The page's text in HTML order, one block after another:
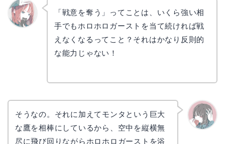
「戦意を奪う」ってことは、いくら強い相
手でもホロホロガーストを当て続ければ戦
えなくなるってこと？それはかなり反則的
な能力じゃない！
そうなの。それに加えてモンタという巨大
な鷹を相棒にしているから、空中を縦横無
尽に飛び回りながらホロホロガーストを浴